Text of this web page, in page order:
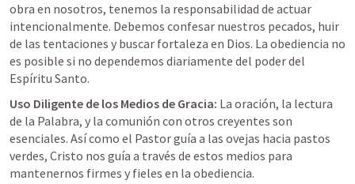
obra en nosotros, tenemos la responsabilidad de actuar
intencionalmente. Debemos confesar nuestros pecados, huir
de las tentaciones y buscar fortaleza en Dios. La obediencia no
es posible si no dependemos diariamente del poder del
Espíritu Santo.
Uso Diligente de los Medios de Gracia: La oración, la lectura
de la Palabra, y la comunión con otros creyentes son
esenciales. Así como el Pastor guía a las ovejas hacia pastos
verdes, Cristo nos guía a través de estos medios para
mantenernos firmes y fieles en la obediencia.